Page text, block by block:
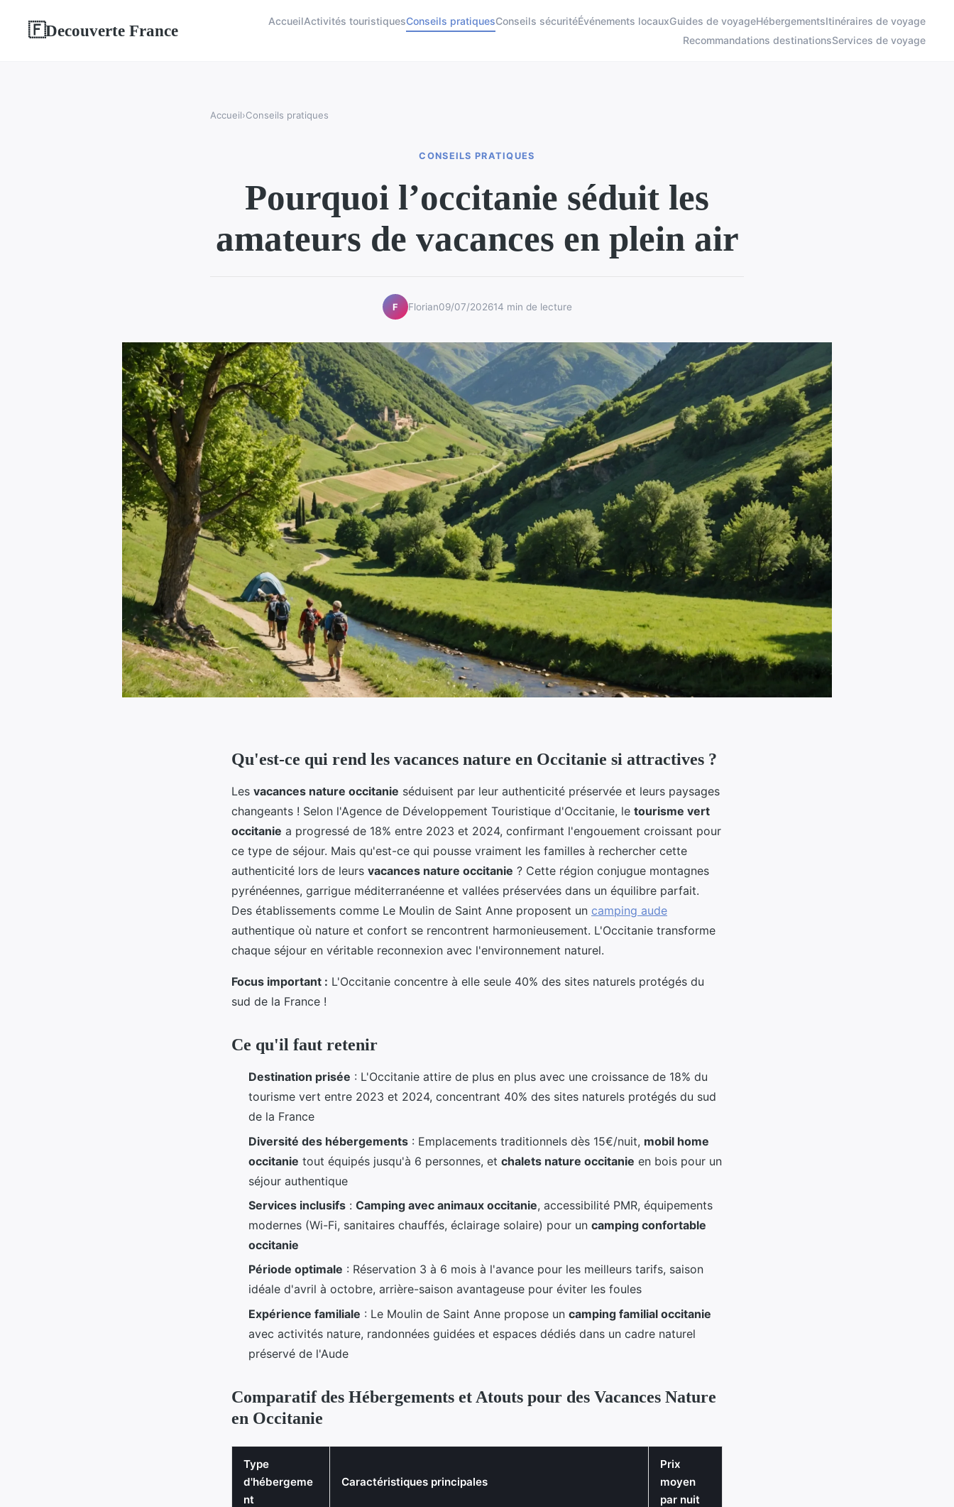
🇫Decouverte France AccueilActivités touristiquesConseils pratiquesConseils sécuritéÉvénements locauxGuides de voyageHébergementsItinéraires de voyage
Recommandations destinationsServices de voyage
Accueil›Conseils pratiques
CONSEILS PRATIQUES
Pourquoi l’occitanie séduit les
amateurs de vacances en plein air
F Florian09/07/202614 min de lecture
Qu'est-ce qui rend les vacances nature en Occitanie si attractives ?
Les vacances nature occitanie séduisent par leur authenticité préservée et leurs paysages
changeants ! Selon l'Agence de Développement Touristique d'Occitanie, le tourisme vert
occitanie a progressé de 18% entre 2023 et 2024, confirmant l'engouement croissant pour
ce type de séjour. Mais qu'est-ce qui pousse vraiment les familles à rechercher cette
authenticité lors de leurs vacances nature occitanie ? Cette région conjugue montagnes
pyrénéennes, garrigue méditerranéenne et vallées préservées dans un équilibre parfait.
Des établissements comme Le Moulin de Saint Anne proposent un camping aude
authentique où nature et confort se rencontrent harmonieusement. L'Occitanie transforme
chaque séjour en véritable reconnexion avec l'environnement naturel.
Focus important : L'Occitanie concentre à elle seule 40% des sites naturels protégés du
sud de la France !
Ce qu'il faut retenir
Destination prisée : L'Occitanie attire de plus en plus avec une croissance de 18% du
tourisme vert entre 2023 et 2024, concentrant 40% des sites naturels protégés du sud
de la France
Diversité des hébergements : Emplacements traditionnels dès 15€/nuit, mobil home
occitanie tout équipés jusqu'à 6 personnes, et chalets nature occitanie en bois pour un
séjour authentique
Services inclusifs : Camping avec animaux occitanie, accessibilité PMR, équipements
modernes (Wi-Fi, sanitaires chauffés, éclairage solaire) pour un camping confortable
occitanie
Période optimale : Réservation 3 à 6 mois à l'avance pour les meilleurs tarifs, saison
idéale d'avril à octobre, arrière-saison avantageuse pour éviter les foules
Expérience familiale : Le Moulin de Saint Anne propose un camping familial occitanie
avec activités nature, randonnées guidées et espaces dédiés dans un cadre naturel
préservé de l'Aude
Comparatif des Hébergements et Atouts pour des Vacances Nature
en Occitanie
Type
d'hébergeme
nt
Caractéristiques principales
Prix
moyen
par nuit